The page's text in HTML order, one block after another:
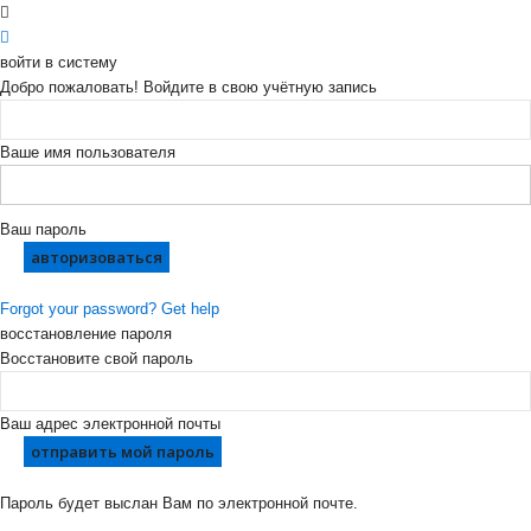
войти в систему
Добро пожаловать! Войдите в свою учётную запись
Ваше имя пользователя
Ваш пароль
Forgot your password? Get help
восстановление пароля
Восстановите свой пароль
Ваш адрес электронной почты
Пароль будет выслан Вам по электронной почте.